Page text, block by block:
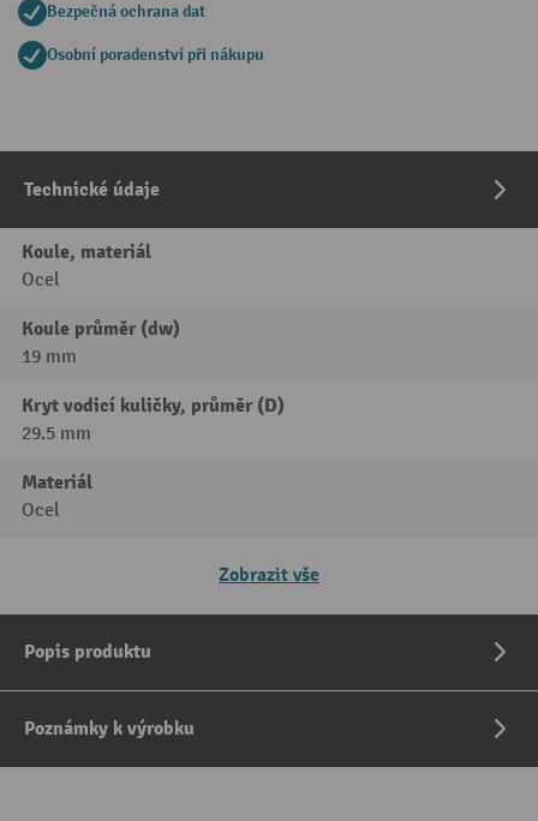
Bezpečná ochrana dat
Osobní poradenství při nákupu
Technické údaje
Koule, materiál
Ocel
Koule průměr (dw)
19 mm
Kryt vodicí kuličky, průměr (D)
29.5 mm
Materiál
Ocel
Zobrazit vše
Popis produktu
Poznámky k výrobku